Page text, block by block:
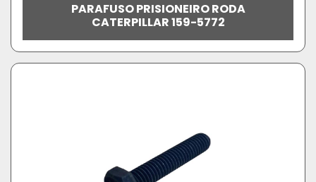
PARAFUSO PRISIONEIRO RODA
CATERPILLAR 159-5772